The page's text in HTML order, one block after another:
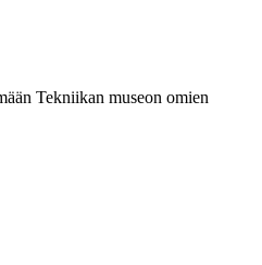
Tekniikan museon omien